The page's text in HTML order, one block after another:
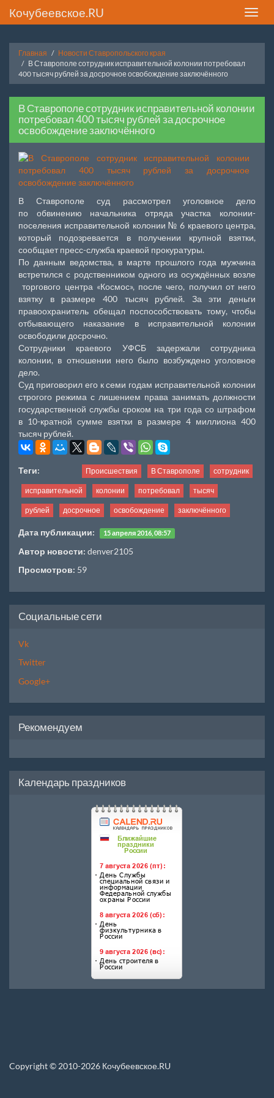
Toggle
Кочубеевское.RU
Главная
Новости Ставропольского края
В Ставрополе сотрудник исправительной колонии потребовал
400 тысяч рублей за досрочное освобождение заключённого
В Ставрополе сотрудник исправительной колонии
потребовал 400 тысяч рублей за досрочное
освобождение заключённого
В Ставрополе суд рассмотрел уголовное дело
по обвинению начальника отряда участка колонии-
поселения исправительной колонии № 6 краевого центра,
который подозревается в получении крупной взятки,
сообщает пресс-служба краевой прокуратуры.
По данным ведомства, в марте прошлого года мужчина
встретился с родственником одного из осуждённых возле
торгового центра «Космос», после чего, получил от него
взятку в размере 400 тысяч рублей. За эти деньги
правоохранитель обещал поспособствовать тому, чтобы
отбывающего наказание в исправительной колонии
освободили досрочно.
Сотрудники краевого УФСБ задержали сотрудника
колонии, в отношении него было возбуждено уголовное
дело.
Суд приговорил его к семи годам исправительной колонии
строгого режима с лишением права занимать должности
государственной службы сроком на три года со штрафом
в 10-кратной сумме взятки в размере 4 миллиона 400
тысяч рублей.
Теги: Происшествия В Ставрополе сотрудник
исправительной колонии потребовал тысяч
рублей досрочное освобождение заключённого
Дата публикации: 15 апреля 2016, 08:57
Автор новости: denver2105
Просмотров: 59
Социальные сети
Vk
Twitter
Google+
Рекомендуем
Календарь праздников
Copyright © 2010-2026 Кочубеевское.RU